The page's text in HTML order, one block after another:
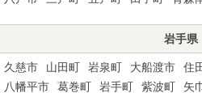
岩手県
久慈市 山田町 岩泉町 大船渡市 住
八幡平市
葛巻町 岩手町 紫波町 矢